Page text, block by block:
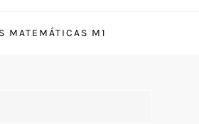
MATEMÁTICAS M1